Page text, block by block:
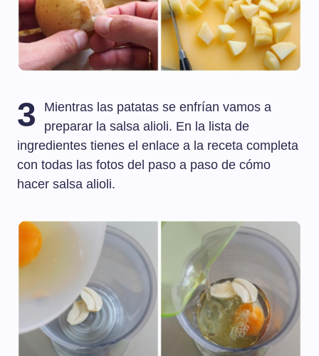
3
Mientras las patatas se enfrían vamos a
preparar la salsa alioli. En la lista de
ingredientes tienes el enlace a la receta completa
con todas las fotos del paso a paso de cómo
hacer salsa alioli.